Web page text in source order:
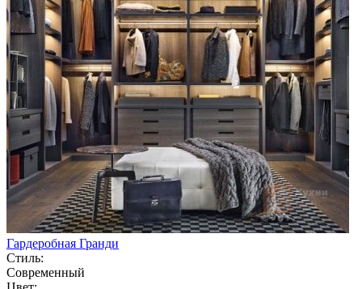
Гардеробная Гранди
Стиль:
Современный